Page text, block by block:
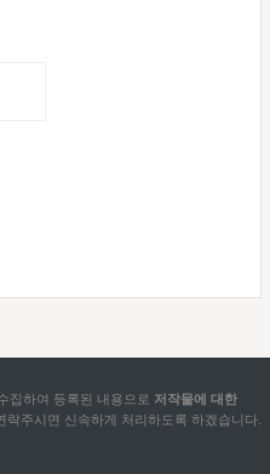
집하여 등록된 내용으로 저작물에 대한
락주시면 신속하게 처리하도록 하겠습니다.